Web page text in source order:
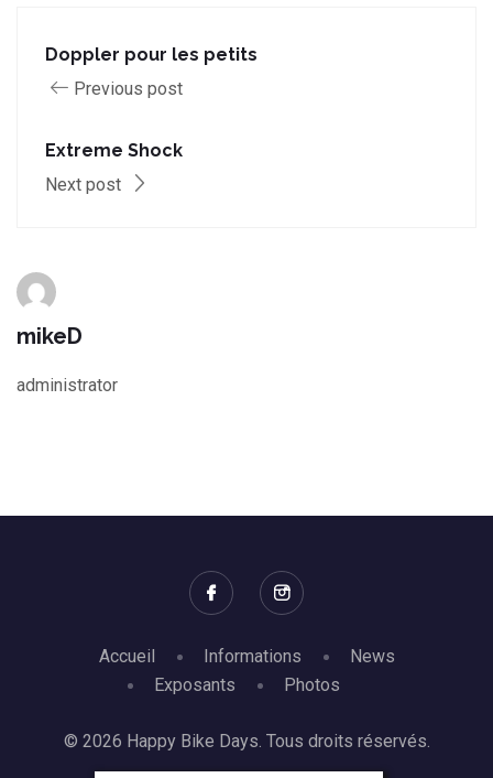
Doppler pour les petits
Previous post
Extreme Shock
Next post
mikeD
administrator
Accueil Informations
News
Exposants
Photos
© 2026 Happy Bike Days. Tous droits réservés.